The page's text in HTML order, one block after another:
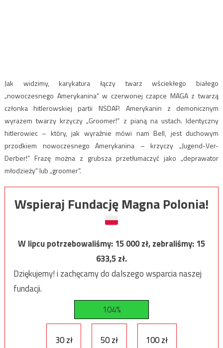
Jak widzimy, karykatura łączy twarz wściekłego białego
„nowoczesnego Amerykanina” w czerwonej czapce MAGA z twarzą
członka hitlerowskiej partii NSDAP. Amerykanin z demonicznym
wyrazem twarzy krzyczy „Groomer!” z pianą na ustach. Identyczny
hitlerowiec – który, jak wyraźnie mówi nam Bell, jest duchowym
przodkiem nowoczesnego Amerykanina – krzyczy „Jugend-Ver-
Derber!” Frazę można z grubsza przetłumaczyć jako „deprawator
młodzieży” lub „groomer”.
Wspieraj Fundację Magna Polonia!
W lipcu potrzebowaliśmy:15 000zł, zebraliśmy:15
633,5zł.
Dziękujemy! i zachęcamy do dalszego wsparcia naszej
fundacji.
104%
30 zł 50 zł 100 zł